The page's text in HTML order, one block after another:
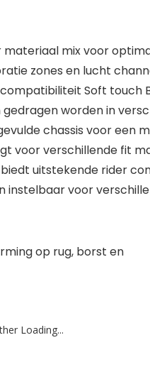
mix voor
zones en lucht
Soft touch
worden in
chassis voor een
voor verschillende fit
uitstekende rider
voor
op rug, borst en
Loading...